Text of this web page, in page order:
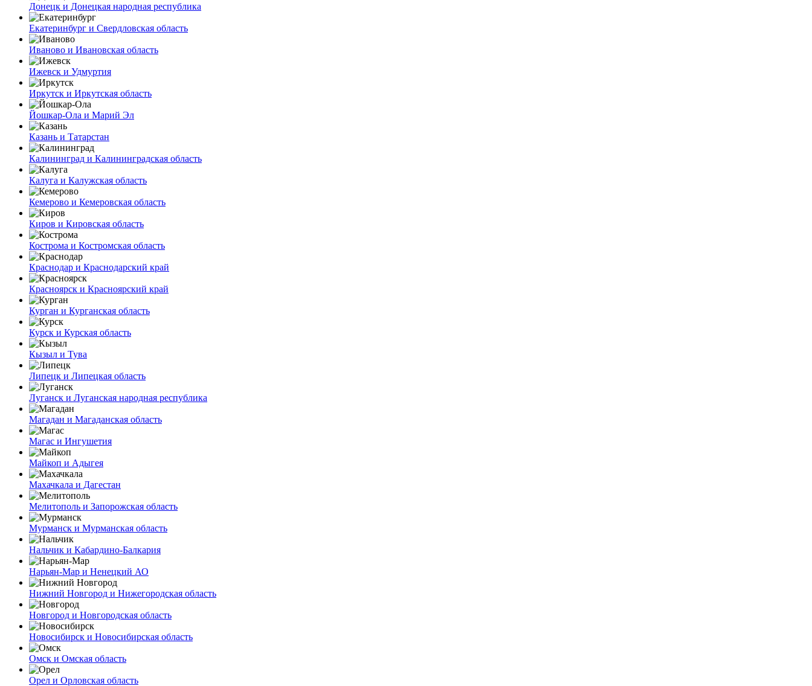
Донецк и Донецкая народная республика
Екатеринбург и Свердловская область
Иваново и Ивановская область
Ижевск и Удмуртия
Иркутск и Иркутская область
Йошкар-Ола и Марий Эл
Казань и Татарстан
Калининград и Калининградская область
Калуга и Калужская область
Кемерово и Кемеровская область
Киров и Кировская область
Кострома и Костромская область
Краснодар и Краснодарский край
Красноярск и Красноярский край
Курган и Курганская область
Курск и Курская область
Кызыл и Тува
Липецк и Липецкая область
Луганск и Луганская народная республика
Магадан и Магаданская область
Магас и Ингушетия
Майкоп и Адыгея
Махачкала и Дагестан
Мелитополь и Запорожская область
Мурманск и Мурманская область
Нальчик и Кабардино-Балкария
Нарьян-Мар и Ненецкий АО
Нижний Новгород и Нижегородская область
Новгород и Новгородская область
Новосибирск и Новосибирская область
Омск и Омская область
Орел и Орловская область